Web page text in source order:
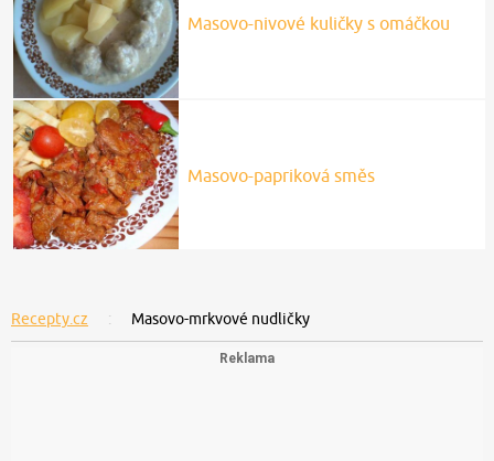
Masovo-nivové kuličky s omáčkou
Masovo-papriková směs
Recepty.cz Masovo-mrkvové nudličky